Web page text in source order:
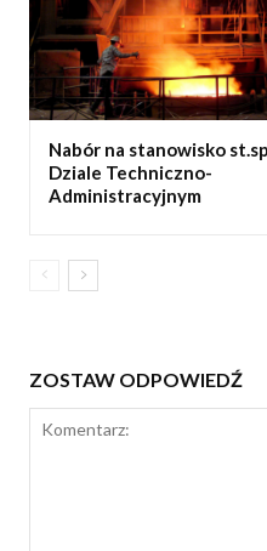
Nabór na stanowisko
Dziale Techniczno-
Administracyjnym
ZOSTAW ODPOWIEDŹ